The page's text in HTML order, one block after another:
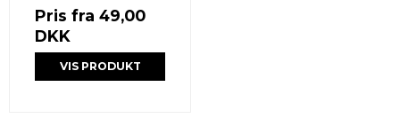
Pris fra 49,00
DKK
VIS PRODUKT